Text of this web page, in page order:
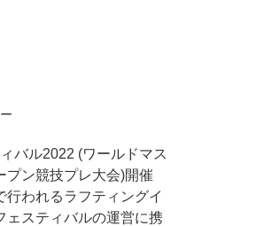
バル2022 (ワールドマス
プン競技プレ大会)開催
われるラフティングイ
ェスティバルの運営に携